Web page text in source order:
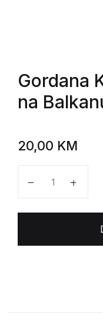
Gordana
na
20,00 KM